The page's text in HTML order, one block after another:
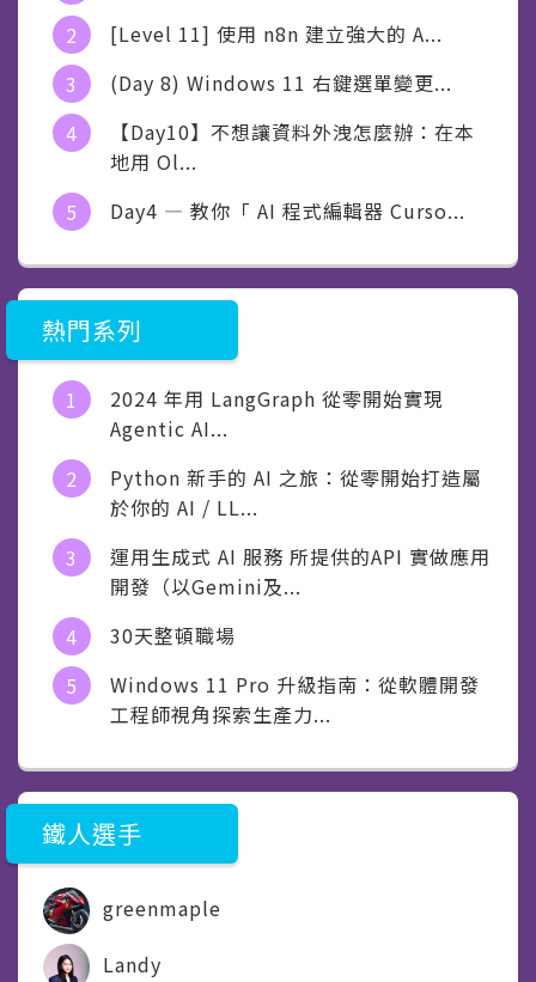
[Level 11] 使用 n8n 建立強大的 A...
(Day 8) Windows 11 右鍵選單變更...
【Day10】不想讓資料外洩怎麼辦：在本
地用 Ol...
Day4 — 教你「 AI 程式編輯器 Curso...
熱門系列
2024 年用 LangGraph 從零開始實現
Agentic AI...
Python 新手的 AI 之旅：從零開始打造屬
於你的 AI / LL...
運用生成式 AI 服務 所提供的API 實做應用
開發（以Gemini及...
30天整頓職場
Windows 11 Pro 升級指南：從軟體開發
工程師視角探索生產力...
鐵人選手
greenmaple
Landy